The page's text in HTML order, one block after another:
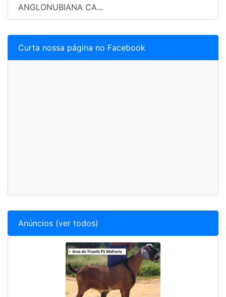
ANGLONUBIANA CA...
Curta nossa página no Facebook
Anúncios (ver todos)